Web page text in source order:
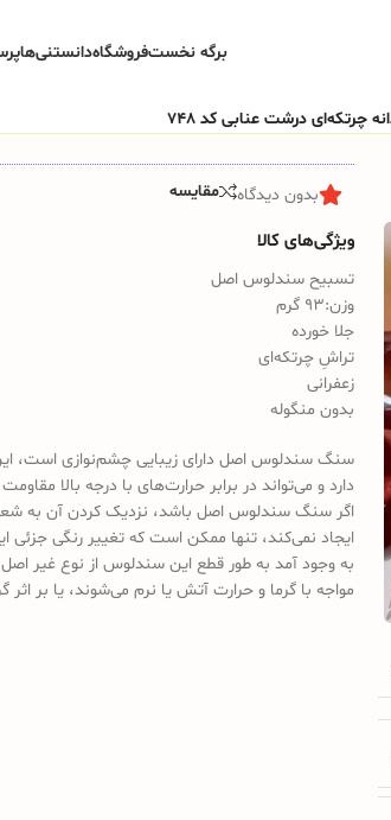
برگه نخستفروشگاهدانستنی‌ها
بدون دیدگاه مقایسه
ویژگی‌های کالا
تسبیح سندلوس اصل
وزن:93 گرم
جلا خورده
تراشِ چرتکه‌ای
زعفرانی
بدون منگوله‌‌
سنگ سندلوس اصل دارای زیبایی چشم‌نوازی است،
دارد و می‌تواند در برابر حرارت‌های با درجه بالا
اگر سنگ سندلوس اصل باشد، نزدیک کردن آن به
ایجاد نمی‌کند، تنها ممکن است که تغییر رنگی جزئی
به وجود آمد به طور قطع این سندلوس از نوع غیر
مواجه با گرما و حرارت آتش یا نرم می‌شوند، یا بر